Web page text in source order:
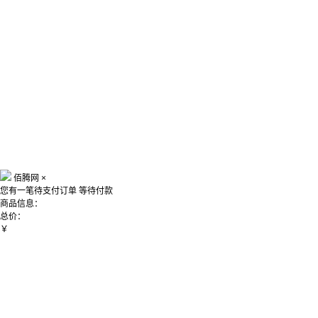
佰腾网 ×
您有一笔待支付订单 等待付款
商品信息：
总价：
￥